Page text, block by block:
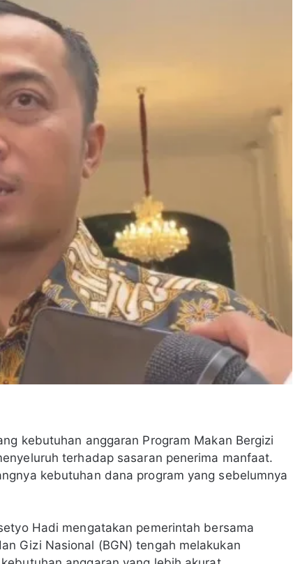
kebutuhan anggaran Program Makan Bergizi
terhadap sasaran penerima manfaat.
kebutuhan dana program yang sebelumnya
Hadi mengatakan pemerintah bersama
Gizi Nasional (BGN) tengah melakukan